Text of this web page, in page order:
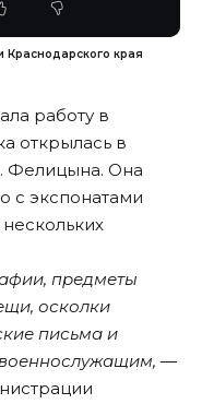
края
работу в
открылась в
Фелицына. Она
с экспонатами
предметы
осколки
письма и
военнослужащим, ―